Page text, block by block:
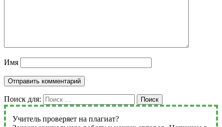
Имя
Поиск для: Поиск
Учитель проверяет на плагиат?